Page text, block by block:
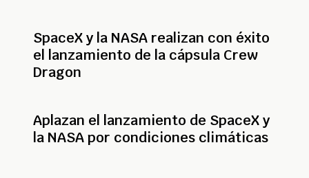
SpaceX y la NASA realizan con éxito
el lanzamiento de la cápsula Crew
Dragon
Aplazan el lanzamiento de SpaceX y
la NASA por condiciones climáticas